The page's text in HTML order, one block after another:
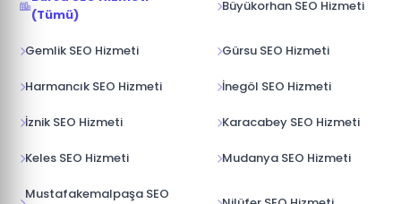
(Tümü)
Büyükorhan SEO Hizmeti
Gemlik SEO Hizmeti Gürsu SEO Hizmeti
Harmancık SEO Hizmeti İnegöl SEO Hizmeti
İznik SEO Hizmeti Karacabey SEO Hizmeti
Keles SEO Hizmeti Mudanya SEO Hizmeti
Mustafakemalpaşa SEO